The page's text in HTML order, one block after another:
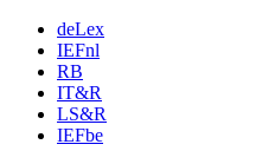
deLex
IEFnl
RB
IT&R
LS&R
IEFbe